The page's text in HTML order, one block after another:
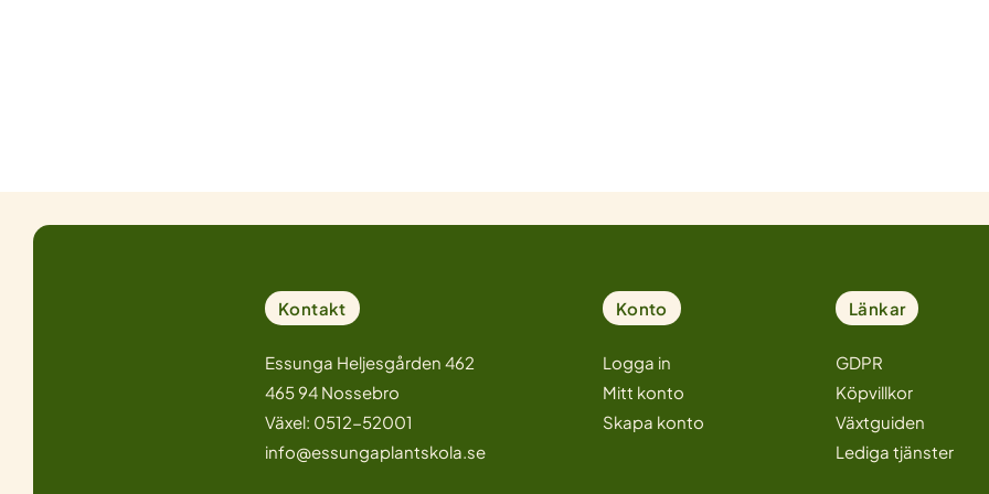
Kontakt
Essunga Heljesgården 462
465 94 Nossebro
Växel: 0512-52001
info@essungaplantskola.se
Konto
Logga in
Mitt konto
Skapa konto
Länkar
GDPR
Köpvillkor
Växtguiden
Lediga tjänster